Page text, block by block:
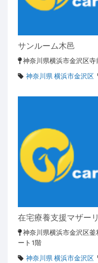
サンルーム木邑
神奈川県横浜市金沢区
神奈川県 横浜市金沢区
在宅療養支援マザー
神奈川県横浜市金沢区
ート1階
神奈川県 横浜市金沢区